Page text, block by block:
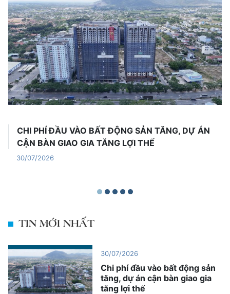
Giá đất, vật liệu xây dựng, nhân công và chi
phí vốn đều tăng, khiến bài toán phát triển dự
án bất động sản ngày càng tốn kém. Trong
bối cảnh đó, nhiều người mua nhà có xu
hướng dịch chuyển sự quan tâm sang các dự
án cận bàn giao hoặc đã hoàn thiện, […]
XEM CHI TIẾT
CHI PHÍ ĐẦU VÀO BẤT ĐỘNG SẢN TĂNG, DỰ ÁN
CẬN BÀN GIAO GIA TĂNG LỢI THẾ
30/07/2026
TIN MỚI NHẤT
30/07/2026
Chi phí đầu vào bất động sản
tăng, dự án cận bàn giao gia
tăng lợi thế